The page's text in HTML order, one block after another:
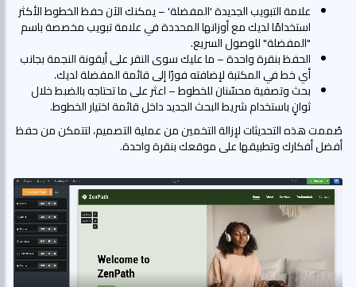
علامة التبويب الجديدة 'المفضلة' – يمكنك الآن حفظ الخطوط الأكثر
استخدامًا لديك مع أوزانها المحددة في علامة تبويب مخصصة باسم
"المفضلة" للوصول السريع.
الحفظ بنقرة واحدة – ما عليك سوى النقر على أيقونة النجمة بجانب
أي خط في المكتبة لإضافته فورًا إلى قائمة المفضلة لديك.
بحث وتصفية محسّنان للخطوط – اعثر على ما تحتاجه بالضبط خلال
ثوانٍ باستخدام شريط البحث الجديد داخل قائمة اختيار الخطوط.
صُممت هذه التحديثات لإزالة التخمين من عملية التصميم، لتتمكن من حفظ
أفضل أفكارك وتطبيقها على موقعك بنقرة واحدة.